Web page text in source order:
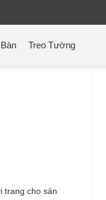
Treo Tường
trang cho sản